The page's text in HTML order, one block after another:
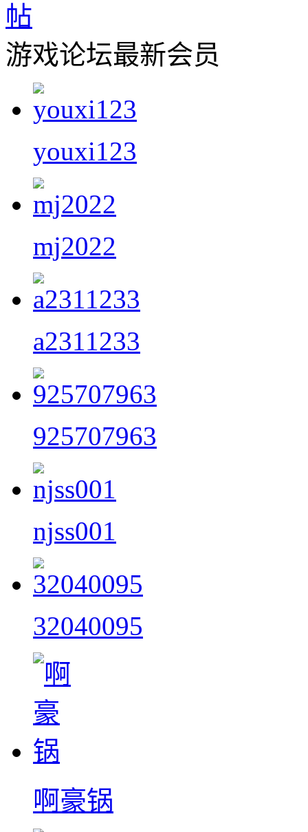
游戏论坛最新会员
youxi123
mj2022
a2311233
925707963
njss001
32040095
啊豪锅